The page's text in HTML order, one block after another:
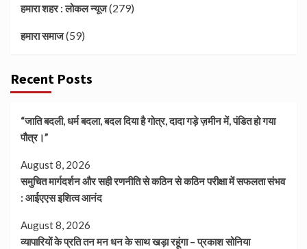
हमारा शहर : लोकल न्यूज(279)
हमारा समाज(59)
Recent Posts
“जाति बदली, धर्म बदला, बदल दिया है गोत्र, दादा गड़े ज़मीन में, पंडित हो गया
पौत्र।”
August 8, 2026
समुचित मार्गदर्शन और सही रणनीति से कठिन से कठिन परीक्षा में सफलता संभव
: आईएएस इशित्व आनंद
August 8, 2026
व्यापारियों के प्रति तन मन धन के साथ खड़ा रहूंगा – प्रकाश सोनिया